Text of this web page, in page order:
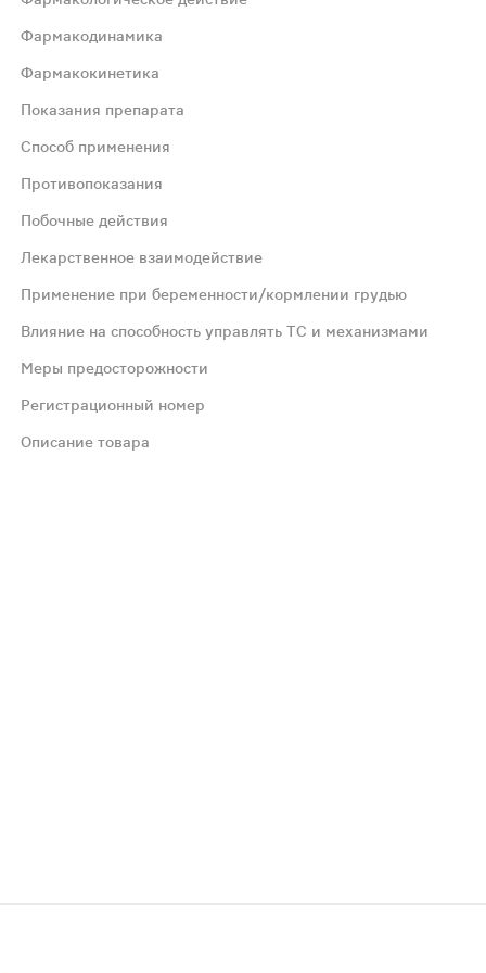
простаты, что обусловлено
исследований не представляется
Фармакодинамика
Фармакокинетика
Показания препарата
Способ применения
Противопоказания
Побочные действия
Лекарственное взаимодействие
Применение при беременности/кормлении грудью
Влияние на способность управлять ТС и механизмами
Меры предосторожности
Регистрационный номер
Описание товара